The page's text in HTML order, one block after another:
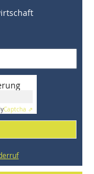
Captcha ⇗